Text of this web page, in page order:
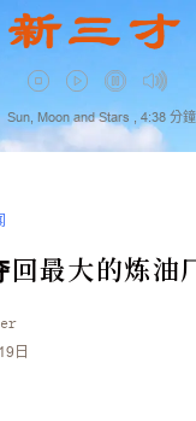
Sun, Moon and Stars , 4:38 分鐘
回最大的炼油
日